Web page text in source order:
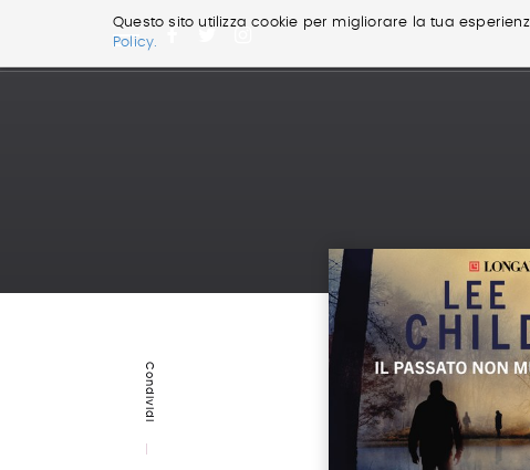
Questo sito utilizza cookie per migliorare la tua
Policy.
Condividi